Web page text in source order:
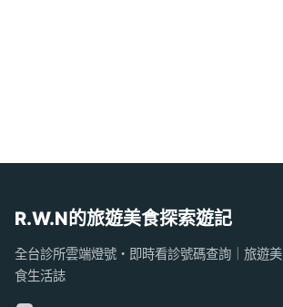
R.W.N的旅遊美食探索遊記
全台診所雲端燈號・即時看診號碼查詢｜旅遊美
食生活誌